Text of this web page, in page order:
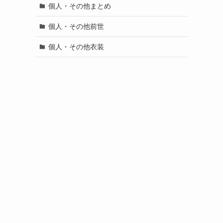
個人・その他まとめ
個人・その他前世
個人・その他衣装